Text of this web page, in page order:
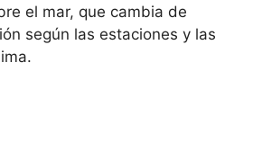
el mar, que cambia de
según las estaciones y las